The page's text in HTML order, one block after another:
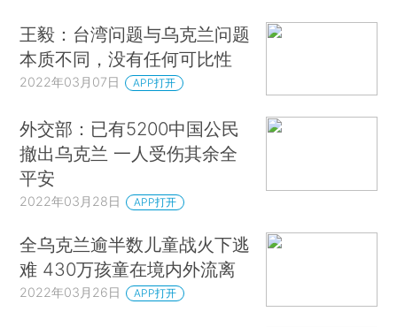
王毅：台湾问题与乌克兰问题
本质不同，没有任何可比性
2022年03月07日 APP打开
外交部：已有5200中国公民
撤出乌克兰 一人受伤其余全
平安
2022年03月28日 APP打开
全乌克兰逾半数儿童战火下逃
难 430万孩童在境内外流离
2022年03月26日 APP打开